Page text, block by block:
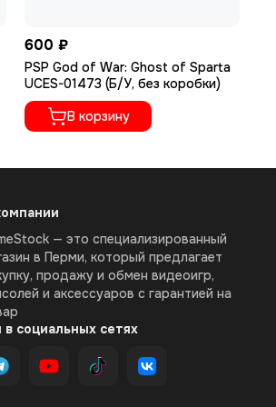
600 ₽
PSP God of War: Ghost of Sparta
UCES-01473 (Б/У, без коробки)
В корзину
— это специализированный
в Перми, который предлагает
продажу и обмен видеоигр,
и аксессуаров с гарантией на
социальных сетях